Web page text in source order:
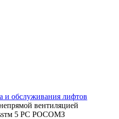
и обслуживания лифтов
вентиляцией
5 PC РОСОМЗ